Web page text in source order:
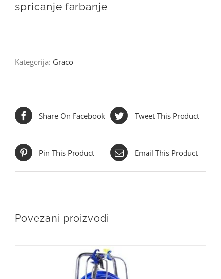
spricanje farbanje
Kategorija: Graco
Share On Facebook Tweet This Product
Pin This Product Email This Product
Povezani proizvodi